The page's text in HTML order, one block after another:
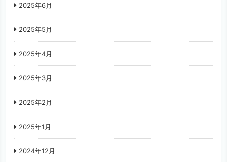
2025年6月
2025年5月
2025年4月
2025年3月
2025年2月
2025年1月
2024年12月